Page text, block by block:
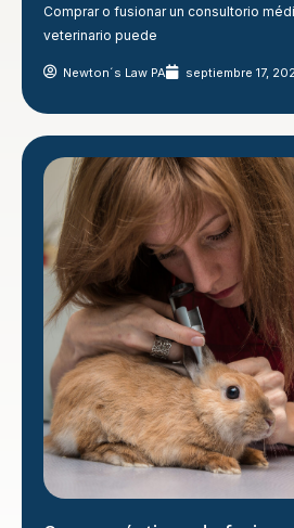
Comprar o fusionar un consultorio
veterinario puede
Newton´s Law PA septiembre 17,